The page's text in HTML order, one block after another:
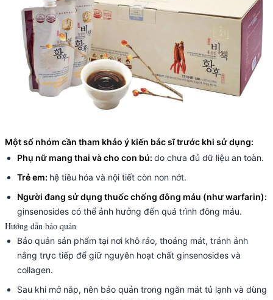
Một số nhóm cần tham khảo ý kiến bác sĩ trước khi sử dụng:
Phụ nữ mang thai và cho con bú: do chưa đủ dữ liệu an toàn.
Trẻ em: hệ tiêu hóa và nội tiết còn non nớt.
Người đang sử dụng thuốc chống đông máu (như warfarin):
ginsenosides có thể ảnh hưởng đến quá trình đông máu.
Hướng dẫn bảo quản
Bảo quản sản phẩm tại nơi khô ráo, thoáng mát, tránh ánh
nắng trực tiếp để giữ nguyên hoạt chất ginsenosides và
collagen.
Sau khi mở nắp, nên bảo quản trong ngăn mát tủ lạnh và dùng